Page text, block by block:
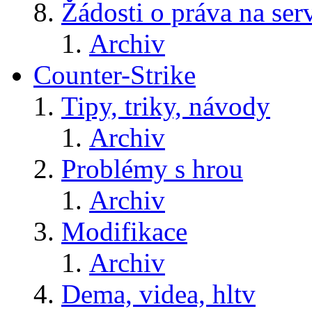
Žádosti o práva na
Archiv
Counter-Strike
Tipy, triky, návody
Archiv
Problémy s hrou
Archiv
Modifikace
Archiv
Dema, videa, hltv